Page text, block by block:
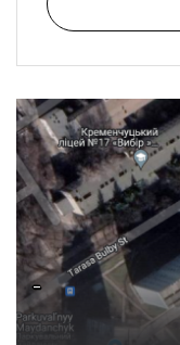
-